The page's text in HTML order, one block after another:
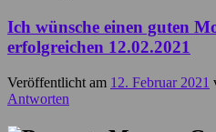
Ich wünsche einen guten
erfolgreichen 12.02.2021
Veröffentlicht am 12. Februar 2021
Antworten